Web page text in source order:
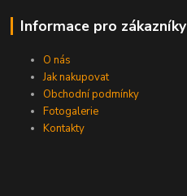
Informace pro zákazníky
O nás
Jak nakupovat
Obchodní podmínky
Fotogalerie
Kontakty